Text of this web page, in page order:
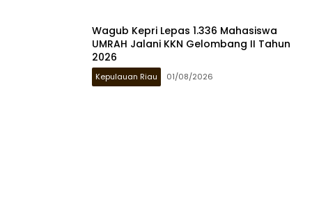
Wagub Kepri Lepas 1.336 Mahasiswa
UMRAH Jalani KKN Gelombang II Tahun
2026
Kepulauan Riau 01/08/2026